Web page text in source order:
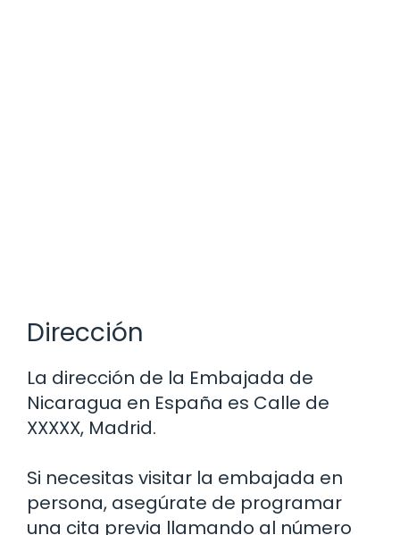
Dirección
La dirección de la Embajada de
Nicaragua en España es Calle de
XXXXX, Madrid.
Si necesitas visitar la embajada en
persona, asegúrate de programar
una cita previa llamando al número